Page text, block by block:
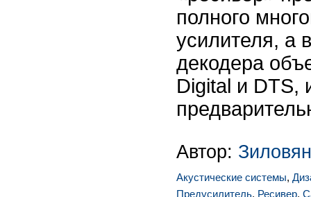
полного
усилителя, а
декодера
Digital и DTS,
Автор:
Акустические системы,
Предусилитель, Ресивер,